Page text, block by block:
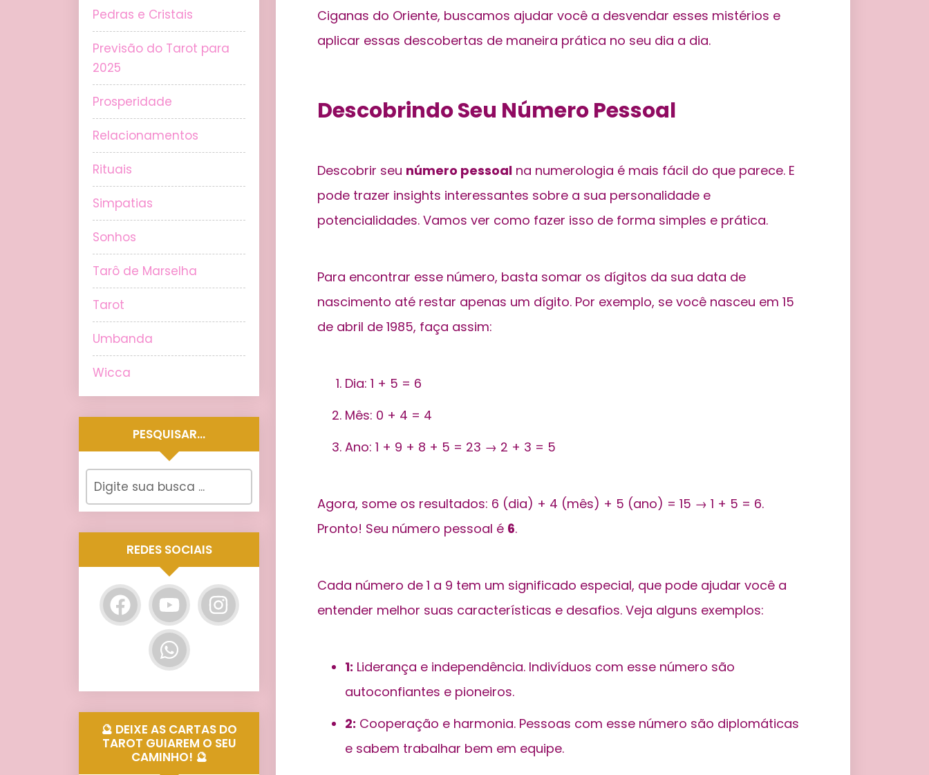
Ciganas do Oriente, buscamos ajudar você a desvendar esses mistérios e
aplicar essas descobertas de maneira prática no seu dia a dia.
Descobrindo Seu Número Pessoal
Descobrir seu número pessoal na numerologia é mais fácil do que parece. E
pode trazer insights interessantes sobre a sua personalidade e
potencialidades. Vamos ver como fazer isso de forma simples e prática.
Para encontrar esse número, basta somar os dígitos da sua data de
nascimento até restar apenas um dígito. Por exemplo, se você nasceu em 15
de abril de 1985, faça assim:
Dia: 1 + 5 = 6
Mês: 0 + 4 = 4
Ano: 1 + 9 + 8 + 5 = 23 → 2 + 3 = 5
Agora, some os resultados: 6 (dia) + 4 (mês) + 5 (ano) = 15 → 1 + 5 = 6.
Pronto! Seu número pessoal é 6.
Cada número de 1 a 9 tem um significado especial, que pode ajudar você a
entender melhor suas características e desafios. Veja alguns exemplos:
1: Liderança e independência. Indivíduos com esse número são
autoconfiantes e pioneiros.
2: Cooperação e harmonia. Pessoas com esse número são diplomáticas
e sabem trabalhar bem em equipe.
Pedras e Cristais
Previsão do Tarot para
2025
Prosperidade
Relacionamentos
Rituais
Simpatias
Sonhos
Tarô de Marselha
Tarot
Umbanda
Wicca
PESQUISAR…
REDES SOCIAIS
🔮 DEIXE AS CARTAS DO
TAROT GUIAREM O SEU
CAMINHO! 🔮